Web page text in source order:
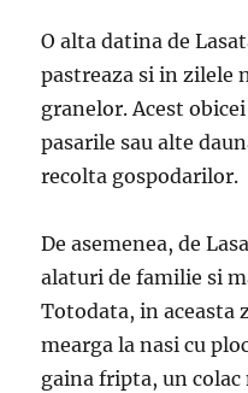
O alta datina de
pastreaza si in zilele
granelor. Acest
pasarile sau alte
recolta gospodarilor.
De asemenea, de
alaturi de familie si
Totodata, in aceasta
mearga la nasi cu
gaina fripta, un